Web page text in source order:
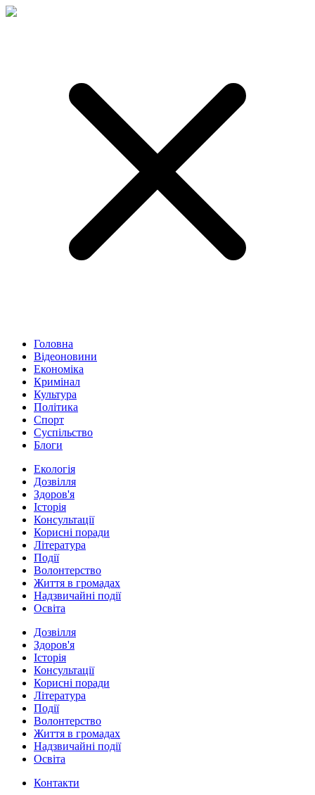
Головна
Відеоновини
Економіка
Кримінал
Культура
Політика
Спорт
Суспільство
Блоги
Екологія
Дозвілля
Здоров'я
Історія
Консультації
Корисні поради
Література
Події
Волонтерство
Життя в громадах
Надзвичайні події
Освіта
Дозвілля
Здоров'я
Історія
Консультації
Корисні поради
Література
Події
Волонтерство
Життя в громадах
Надзвичайні події
Освіта
Контакти